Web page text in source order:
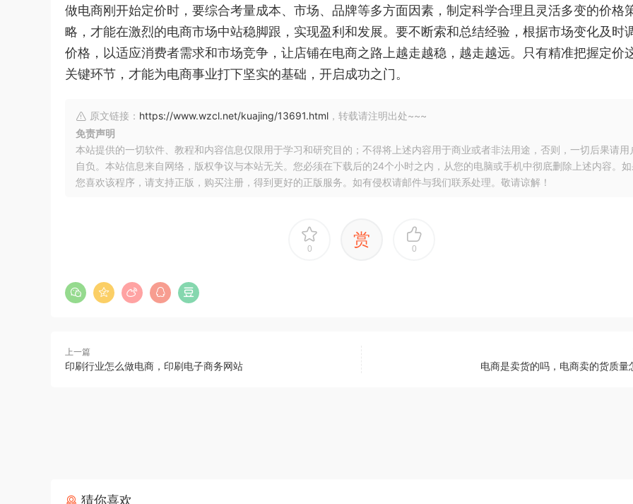
做电商刚开始定价时，要综合考量成本、市场、品牌等多方面因素，制定科学合理且灵活多变的价格
略，才能在激烈的电商市场中站稳脚跟，实现盈利和发展。要不断索和总结经验，根据市场变化及时
价格，以适应消费者需求和市场竞争，让店铺在电商之路上越走越稳，越走越远。只有精准把握定价
关键环节，才能为电商事业打下坚实的基础，开启成功之门。
原文链接： https://www.wzcl.net/kuajing/13691.html ，转载请注明出处~~~
免责声明
本站提供的一切软件、教程和内容信息仅限用于学习和研究目的；不得将上述内容用于商业或者非法用途，否则，一切后果请用
自负。本站信息来自网络，版权争议与本站无关。您必须在下载后的24个小时之内，从您的电脑或手机中彻底删除上述内容。如
您喜欢该程序，请支持正版，购买注册，得到更好的正版服务。如有侵权请邮件与我们联系处理。敬请谅解！
0 赏 0
上一篇
印刷行业怎么做电商，印刷电子商务网站 电商是卖货的吗，电商卖的货质量
猜你喜欢